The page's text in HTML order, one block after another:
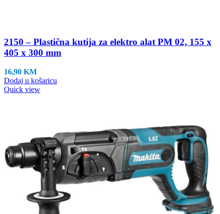
2150 – Plastična kutija za elektro alat PM 02, 155 x
405 x 300 mm
16,90 KM
Dodaj u košaricu
Quick view